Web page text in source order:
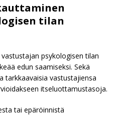
tilan
psykologisen tilan
edun saamiseksi. Sekä
tarkkaavaisia vastustajiensa
itseluottamustasoja.
tai epäröinnistä